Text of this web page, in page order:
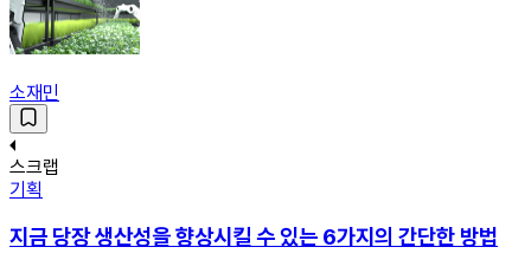
소재민
스크랩
기획
지금 당장 생산성을 향상시킬 수 있는 6가지의 간단한 방법